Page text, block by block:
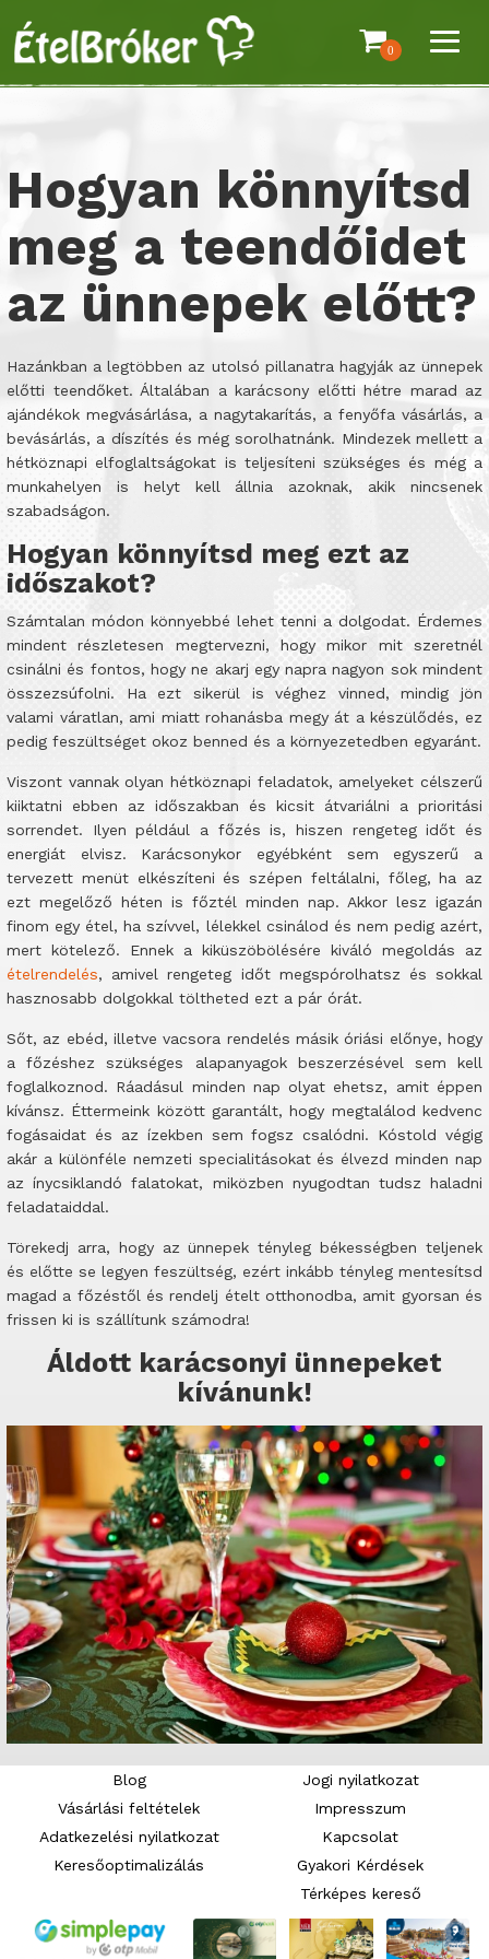
0
Hogyan könnyítsd
meg a teendőidet
az ünnepek előtt?
Hazánkban a legtöbben az utolsó pillanatra hagyják az ünnepek
előtti teendőket. Általában a karácsony előtti hétre marad az
ajándékok megvásárlása, a nagytakarítás, a fenyőfa vásárlás, a
bevásárlás, a díszítés és még sorolhatnánk. Mindezek mellett a
hétköznapi elfoglaltságokat is teljesíteni szükséges és még a
munkahelyen is helyt kell állnia azoknak, akik nincsenek
szabadságon.
Hogyan könnyítsd meg ezt az
időszakot?
Számtalan módon könnyebbé lehet tenni a dolgodat. Érdemes
mindent részletesen megtervezni, hogy mikor mit szeretnél
csinálni és fontos, hogy ne akarj egy napra nagyon sok mindent
összezsúfolni. Ha ezt sikerül is véghez vinned, mindig jön
valami váratlan, ami miatt rohanásba megy át a készülődés, ez
pedig feszültséget okoz benned és a környezetedben egyaránt.
Viszont vannak olyan hétköznapi feladatok, amelyeket célszerű
kiiktatni ebben az időszakban és kicsit átvariálni a prioritási
sorrendet. Ilyen például a főzés is, hiszen rengeteg időt és
energiát elvisz. Karácsonykor egyébként sem egyszerű a
tervezett menüt elkészíteni és szépen feltálalni, főleg, ha az
ezt megelőző héten is főztél minden nap. Akkor lesz igazán
finom egy étel, ha szívvel, lélekkel csinálod és nem pedig azért,
mert kötelező. Ennek a kiküszöbölésére kiváló megoldás az
ételrendelés, amivel rengeteg időt megspórolhatsz és sokkal
hasznosabb dolgokkal töltheted ezt a pár órát.
Sőt, az ebéd, illetve vacsora rendelés másik óriási előnye, hogy
a főzéshez szükséges alapanyagok beszerzésével sem kell
foglalkoznod. Ráadásul minden nap olyat ehetsz, amit éppen
kívánsz. Éttermeink között garantált, hogy megtalálod kedvenc
fogásaidat és az ízekben sem fogsz csalódni. Kóstold végig
akár a különféle nemzeti specialitásokat és élvezd minden nap
az ínycsiklandó falatokat, miközben nyugodtan tudsz haladni
feladataiddal.
Törekedj arra, hogy az ünnepek tényleg békességben teljenek
és előtte se legyen feszültség, ezért inkább tényleg mentesítsd
magad a főzéstől és rendelj ételt otthonodba, amit gyorsan és
frissen ki is szállítunk számodra!
Áldott karácsonyi ünnepeket
kívánunk!
Blog
Vásárlási feltételek
Adatkezelési nyilatkozat
Keresőoptimalizálás
Jogi nyilatkozat
Impresszum
Kapcsolat
Gyakori Kérdések
Térképes kereső